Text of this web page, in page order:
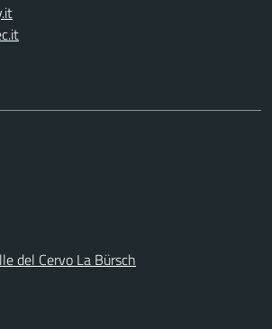
del Cervo La Bürsch